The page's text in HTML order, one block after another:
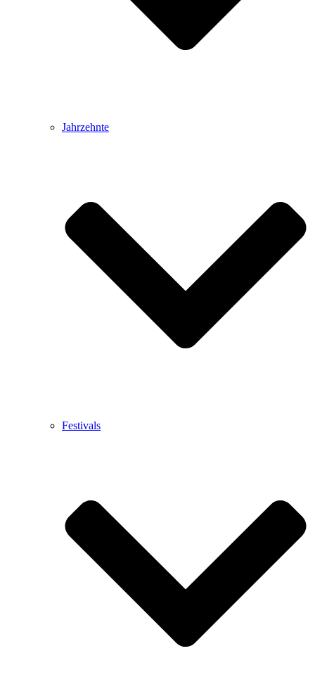
Jahrzehnte
Festivals